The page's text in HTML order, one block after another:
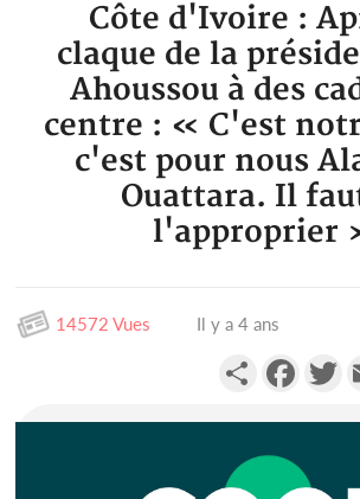
Côte d'Ivoire :
claque de la
Ahoussou à des
centre : « C'est
c'est pour nous
Ouattara. Il
l'approprier
14572 Vues Il y a 4 ans
Partager